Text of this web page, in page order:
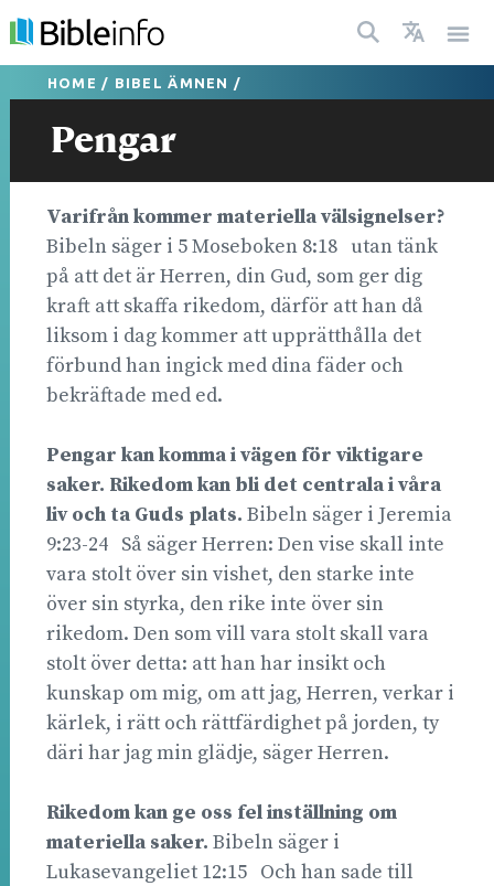
HOME / BIBEL ÄMNEN /
Pengar
Varifrån kommer materiella välsignelser?
Bibeln säger i 5 Moseboken 8:18 utan tänk
på att det är Herren, din Gud, som ger dig
kraft att skaffa rikedom, därför att han då
liksom i dag kommer att upprätthålla det
förbund han ingick med dina fäder och
bekräftade med ed.
Pengar kan komma i vägen för viktigare
saker. Rikedom kan bli det centrala i våra
liv och ta Guds plats. Bibeln säger i Jeremia
9:23-24 Så säger Herren: Den vise skall inte
vara stolt över sin vishet, den starke inte
över sin styrka, den rike inte över sin
rikedom. Den som vill vara stolt skall vara
stolt över detta: att han har insikt och
kunskap om mig, om att jag, Herren, verkar i
kärlek, i rätt och rättfärdighet på jorden, ty
däri har jag min glädje, säger Herren.
Rikedom kan ge oss fel inställning om
materiella saker. Bibeln säger i
Lukasevangeliet 12:15 Och han sade till